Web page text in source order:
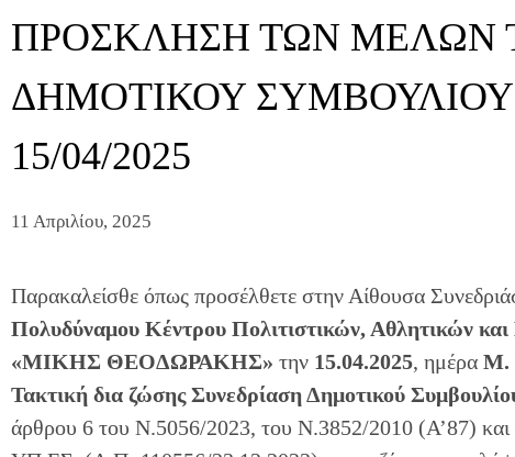
ΠΡΟΣΚΛΗΣΗ ΤΩΝ ΜΕΛΩΝ
ΔΗΜΟΤΙΚΟΥ ΣΥΜΒΟΥΛΙΟΥ
15/04/2025
11 Απριλίου, 2025
Παρακαλείσθε όπως προσέλθετε στην Αίθουσα
Πολυδύναμου Κέντρου Πολιτιστικών, Αθλητικών
«ΜΙΚΗΣ ΘΕOΔΩΡΑΚΗΣ» την 15.04.2025, ημέρα Μ.
Τακτική δια ζώσης Συνεδρίαση Δημοτικού
άρθρου 6 του Ν.5056/2023, του Ν.3852/2010 (Α’87) και